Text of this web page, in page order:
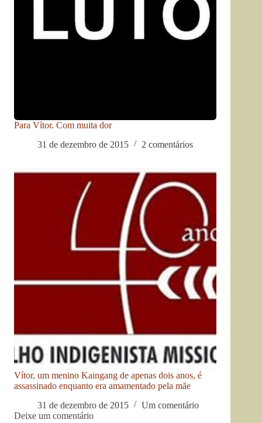
Para Vítor. Com muita dor
31 de dezembro de 2015
2 comentários
Vítor, um menino Kaingang de apenas dois anos, é
assassinado enquanto era amamentado pela mãe
31 de dezembro de 2015
Um comentário
Deixe um comentário